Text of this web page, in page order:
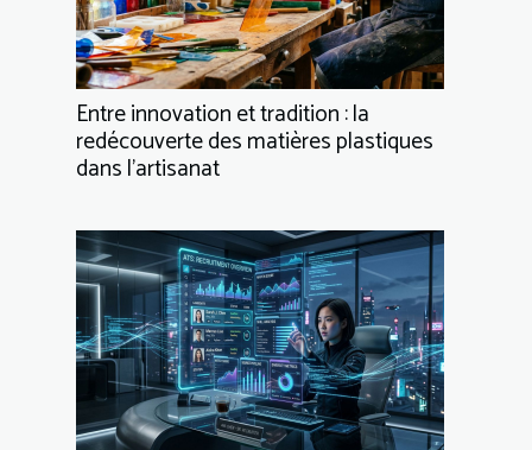
Entre innovation et tradition : la
redécouverte des matières plastiques
dans l’artisanat